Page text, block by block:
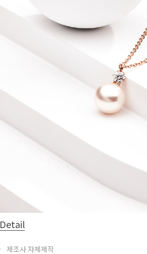
Detail
제조사 자체제작